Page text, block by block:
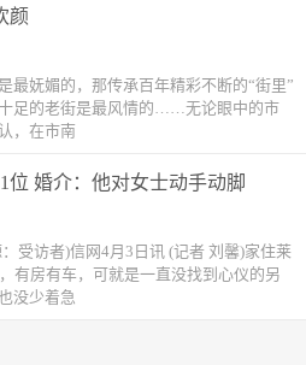
颜
最妩媚的，那传承百年精彩不断的“街里”
足的老街是最风情的……无论眼中的市
，在市南
位 婚介：他对女士动手动脚
受访者)信网4月3日讯 (记者 刘馨)家住莱
有房有车，可就是一直没找到心仪的另
没少着急